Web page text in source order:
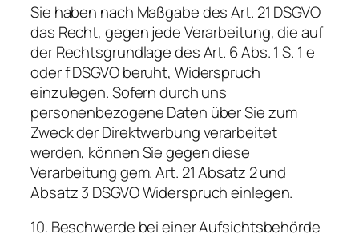
Sie haben nach Maßgabe des Art. 21 DSGVO
das Recht, gegen jede Verarbeitung, die auf
der Rechtsgrundlage des Art. 6 Abs. 1 S. 1 e
oder f DSGVO beruht, Widerspruch
einzulegen. Sofern durch uns
personenbezogene Daten über Sie zum
Zweck der Direktwerbung verarbeitet
werden, können Sie gegen diese
Verarbeitung gem. Art. 21 Absatz 2 und
Absatz 3 DSGVO Widerspruch einlegen.
10. Beschwerde bei einer Aufsichtsbehörde